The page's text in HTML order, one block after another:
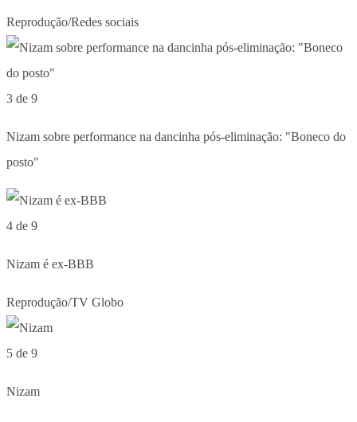
Reprodução/Redes sociais
3 de 9
Nizam sobre performance na dancinha pós-eliminação: "Boneco do
posto"
4 de 9
Nizam é ex-BBB
Reprodução/TV Globo
5 de 9
Nizam